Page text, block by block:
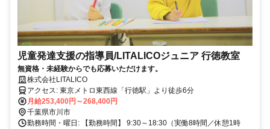
児童発達支援の指導員/LITALICOジュニア 行徳教室
無資格・未経験からでも応募いただけます。
株式会社LITALICO
アクセス: 東京メトロ東西線「行徳駅」より徒歩6分
月給253,400円～268,400円
千葉県市川市
勤務時間・曜日: 【勤務時間】 9:30～18:30（実働8時間／休憩1時